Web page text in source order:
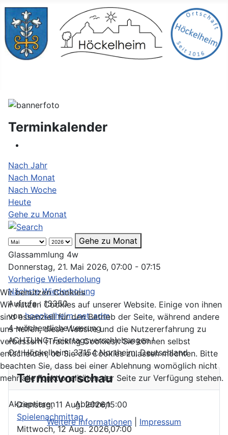
Terminkalender
Nach Jahr
Nach Monat
Nach Woche
Heute
Gehe zu Monat
Gehe zu Monat
Glassammlung 4w
Donnerstag, 21. Mai 2026, 07:00 - 07:15
Vorherige Wiederholung
Nächste Wiederholung
Aufrufe: 13350
vonhoeckelheim_net_adm
4-wöchentliche Leerung
ACHTUNG: Feiertagsverschiebungen !
OrtHöckelheim, 37154 Northeim, Deutschland
Terminvorschau
Dienstag, 11 Aug. 2026,15:00
Spielenachmittag
Mittwoch, 12 Aug. 2026,07:00
Wir benutzen Cookies
Wir nutzen Cookies auf unserer Website. Einige von ihnen
sind essenziell für den Betrieb der Seite, während andere
uns helfen, diese Website und die Nutzererfahrung zu
verbessern (Tracking Cookies). Sie können selbst
entscheiden, ob Sie die Cookies zulassen möchten. Bitte
beachten Sie, dass bei einer Ablehnung womöglich nicht
mehr alle Funktionalitäten der Seite zur Verfügung stehen.
Akzeptieren
Ablehnen
Weitere Informationen
Impressum